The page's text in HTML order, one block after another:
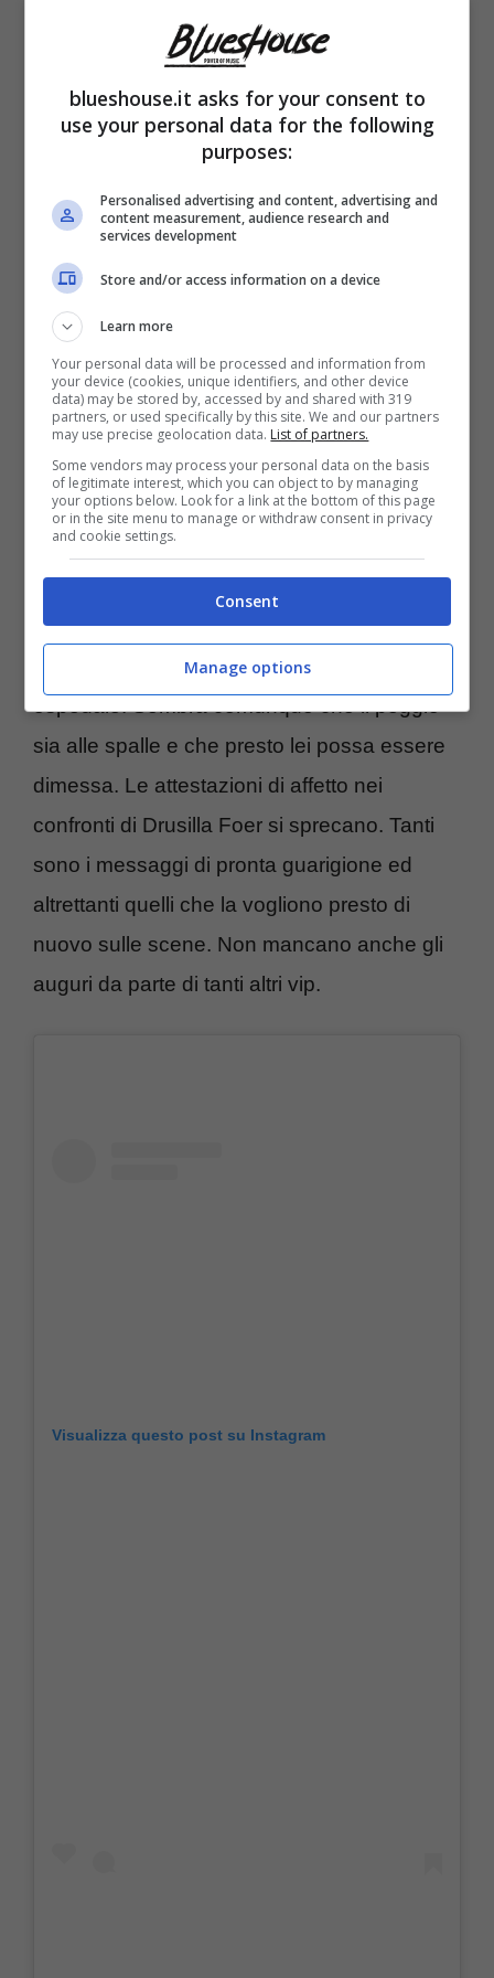
lui. Tutti quanti però le vogliamo bene
quando il suo avatar di Drusilla Foer
preso il sopravvento sotto i riflettori. È l’attore
fiorentino Gianluca Goriad interpretarla,
poi ad un certo punto è il personaggio stesso
ad avere preso il sopravvento.
C’è anche tanto di storia ufficiale a monte,
una biografia/non biografia che romanza
le origini di Drusilla Foer. L’eleganza e la
raffinatezza che le sono proprie non sempre
si trovano in giro. A colpire Gianluca
Gori/Drusilla Foer è stata una forma
importante di polmonite bilaterale.
La cosa ha reso necessario un intervento
medico con alcuni giorni di osservazione in
ospedale. Sembra comunque che il peggio
sia alle spalle e che presto lei possa essere
dimessa. Le attestazioni di affetto nei
confronti di Drusilla Foer si sprecano. Tanti
sono i messaggi di pronta guarigione ed
altrettanti quelli che la vogliono presto di
nuovo sulle scene. Non mancano anche gli
auguri da parte di tanti altri vip.
Visualizza questo post su Instagram
blueshouse.it asks for your consent to
use your personal data for the following
purposes:
Personalised advertising and content, advertising and
content measurement, audience research and
services development
Store and/or access information on a device
Learn more
Your personal data will be processed and information from
your device (cookies, unique identifiers, and other device
data) may be stored by, accessed by and shared with 319
partners, or used specifically by this site. We and our partners
may use precise geolocation data. List of partners.
Some vendors may process your personal data on the basis
of legitimate interest, which you can object to by managing
your options below. Look for a link at the bottom of this page
or in the site menu to manage or withdraw consent in privacy
and cookie settings.
Consent
Manage options